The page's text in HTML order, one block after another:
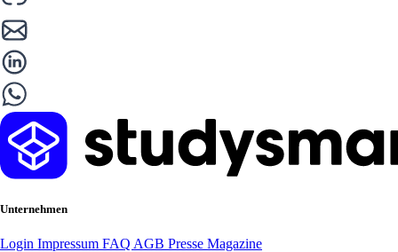
Unternehmen
Login Impressum FAQ AGB Presse Magazine